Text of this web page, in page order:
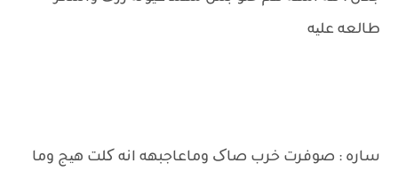
طالعه علیه
ساره : صوفرت خرب صاک وماعاجبهه انه کلت هیج وما